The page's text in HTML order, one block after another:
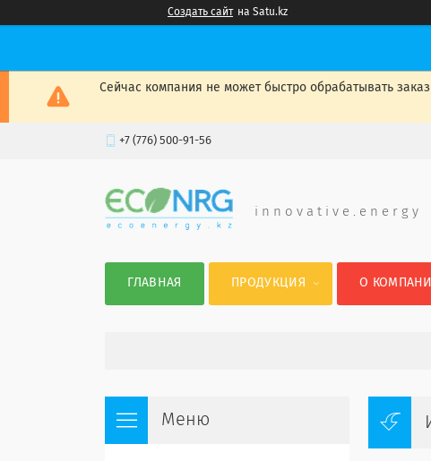
Создать сайт на Satu.kz
Сейчас компания не может быстро обрабатывать
+7 (776) 500-91-56
i n n o v a t i v e . e n e r g y
ГЛАВНАЯ ПРОДУКЦИЯ О